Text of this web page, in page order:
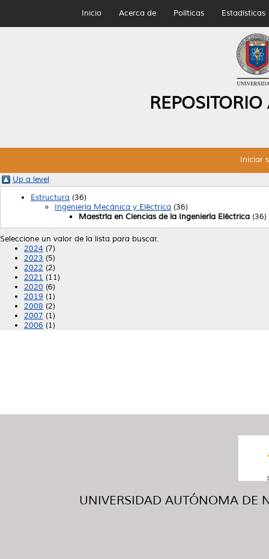
Inicio Acerca de Políticas Estadísticas
Iniciar
Up a level
Estructura (36)
Ingeniería Mecánica y Eléctrica (36)
Maestría en Ciencias de la Ingeniería Eléctrica (36)
Seleccione un valor de la lista para buscar.
2024 (7)
2023 (5)
2022 (2)
2021 (11)
2020 (6)
2019 (1)
2008 (2)
2007 (1)
2006 (1)
UNIVERSIDAD AUTÓNOMA DE